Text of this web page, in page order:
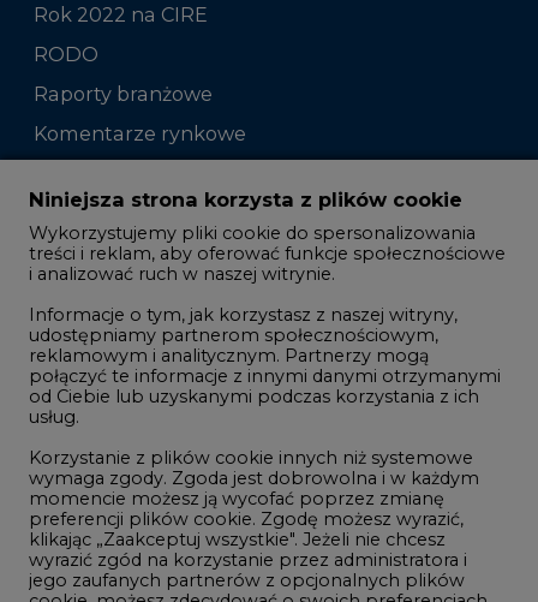
Rok 2022 na CIRE
RODO
Raporty branżowe
Komentarze rynkowe
Zmiany kadrowe na rynku
Studio CIRE
Rozmowy o energetyce
Gospodarka
Geopolityka
LTE450
Innowacje i AI
Telekomunikacja i IT
Handel emisjami CO2
Wodór
Niniejsza strona korzysta z plików cookie
Wykorzystujemy pliki cookie do spersonalizowania
treści i reklam, aby oferować funkcje społecznościowe
i analizować ruch w naszej witrynie.
Informacje o tym, jak korzystasz z naszej witryny,
udostępniamy partnerom społecznościowym,
reklamowym i analitycznym. Partnerzy mogą
połączyć te informacje z innymi danymi otrzymanymi
od Ciebie lub uzyskanymi podczas korzystania z ich
usług.
Korzystanie z plików cookie innych niż systemowe
wymaga zgody. Zgoda jest dobrowolna i w każdym
momencie możesz ją wycofać poprzez zmianę
preferencji plików cookie. Zgodę możesz wyrazić,
klikając „Zaakceptuj wszystkie". Jeżeli nie chcesz
wyrazić zgód na korzystanie przez administratora i
jego zaufanych partnerów z opcjonalnych plików